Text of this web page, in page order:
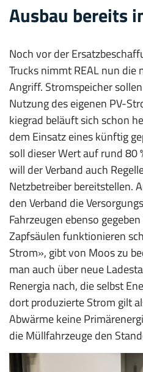
Ausbau bereits
Noch vor der
Trucks nimmt REAL nun die
Angriff. Stromspeicher
Nutzung des eigenen PV-
kiegrad beläuft sich schon
dem Einsatz eines künftig
soll dieser Wert auf rund 80
will der Verband auch
Netzbetreiber bereitstellen.
den Verband die
Fahrzeugen ebenso
Zapfsäulen funktionieren
Strom», gibt von Moos zu
man auch über neue
Renergia nach, die selbst
dort produzierte Strom gilt
Abwärme keine
die Müllfahrzeuge den